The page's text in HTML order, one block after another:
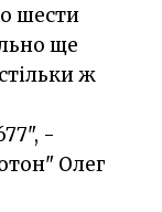
шести
ще
ж
-
Олег